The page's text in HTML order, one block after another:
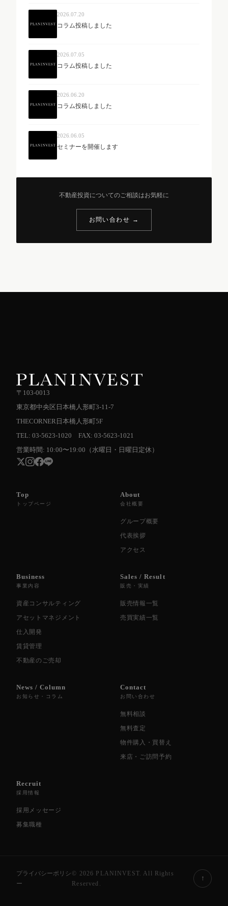
2026.07.20
コラム投稿しました
2026.07.05
コラム投稿しました
2026.06.20
コラム投稿しました
2026.06.05
セミナーを開催します
不動産投資についてのご相談はお気軽に
お問い合わせ →
〒103-0013
東京都中央区日本橋人形町3-11-7
THECORNER日本橋人形町5F
TEL: 03-5623-1020 FAX: 03-5623-1021
営業時間: 10:00〜19:00（水曜日・日曜日定休）
Top
トップページ
About
会社概要
グループ概要
代表挨拶
アクセス
Business
事業内容
資産コンサルティング
アセットマネジメント
仕入開発
賃貸管理
不動産のご売却
Sales / Result
販売・実績
販売情報一覧
売買実績一覧
News / Column
お知らせ・コラム
Contact
お問い合わせ
無料相談
無料査定
物件購入・買替え
来店・ご訪問予約
Recruit
採用情報
採用メッセージ
募集職種
プライバシーポリシ
ー
© 2026 PLANINVEST. All Rights
Reserved.
↑